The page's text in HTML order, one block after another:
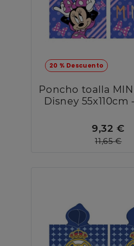
20 % Descuento
Poncho toalla
Disney 55x110cm
9,32 €
11,65 €